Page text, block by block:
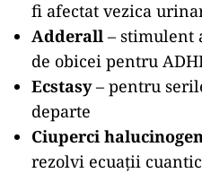
fi afectat vezica
Adderall – stimulent
de obicei pentru
Ecstasy– pentru
departe
Ciuperci
rezolvi ecuații